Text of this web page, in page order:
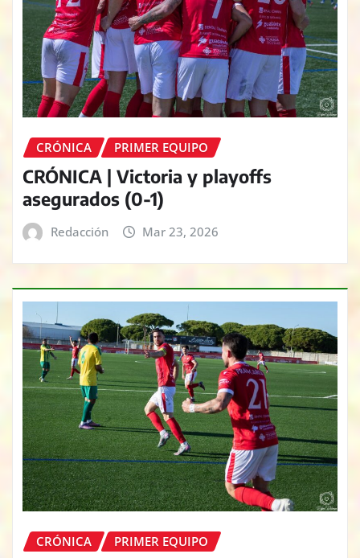
CRÓNICA PRIMER EQUIPO
CRÓNICA | Victoria y playoffs
asegurados (0-1)
Redacción Mar 23, 2026
CRÓNICA PRIMER EQUIPO